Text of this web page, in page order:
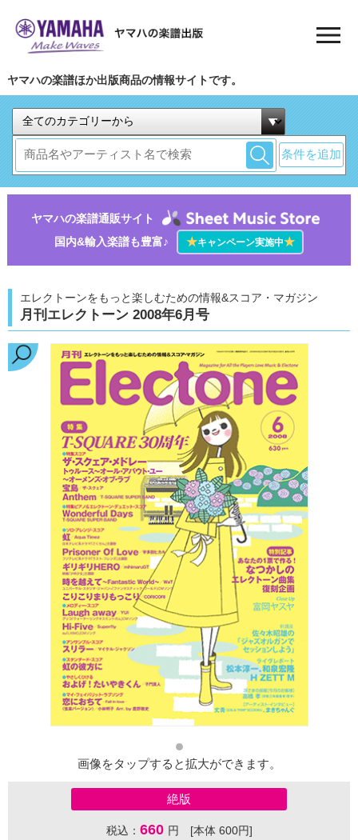
ヤマハの楽譜ほか出版商品の情報サイトです。
条件を追加
ヤマハの楽譜通販サイト
国内&輸入楽譜も豊富♪
★キャンペーン実施中★
エレクトーンをもっと楽しむための情報&スコア・マガジン
月刊エレクトーン 2008年6月号
画像をタップすると拡大ができます。
絶版
税込： 660 円 [本体 600円]